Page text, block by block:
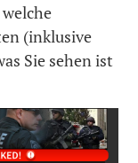
(inklusive
Sie sehen ist